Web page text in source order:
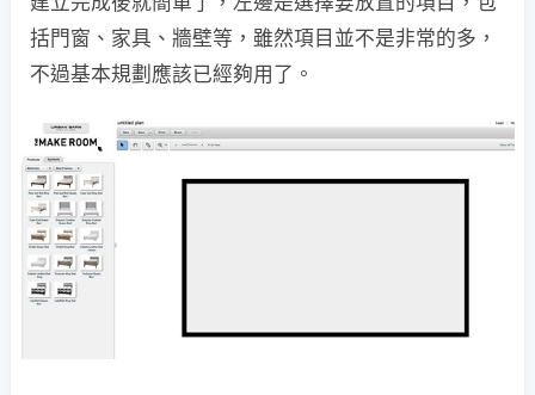
括門窗、家具、牆壁等，雖然項目並不是非常的多，
不過基本規劃應該已經夠用了。